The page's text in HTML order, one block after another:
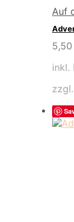
Auf
5,50
inkl.
zzgl.